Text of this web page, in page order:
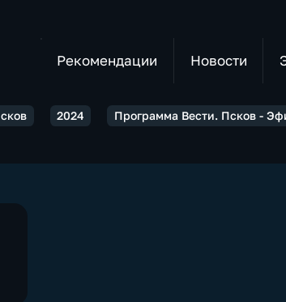
Рекомендации Новости
2024 Программа Вести. Псков -